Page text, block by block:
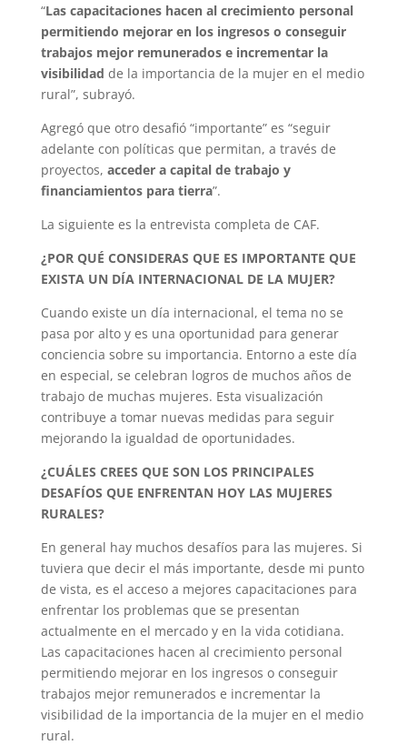
“Las capacitaciones hacen al crecimiento personal
permitiendo mejorar en los ingresos o conseguir
trabajos mejor remunerados e incrementar la
visibilidad de la importancia de la mujer en el medio
rural”, subrayó.
Agregó que otro desafió “importante” es “seguir
adelante con políticas que permitan, a través de
proyectos, acceder a capital de trabajo y
financiamientos para tierra”.
La siguiente es la entrevista completa de CAF.
¿POR QUÉ CONSIDERAS QUE ES IMPORTANTE QUE
EXISTA UN DÍA INTERNACIONAL DE LA MUJER?
Cuando existe un día internacional, el tema no se
pasa por alto y es una oportunidad para generar
conciencia sobre su importancia. Entorno a este día
en especial, se celebran logros de muchos años de
trabajo de muchas mujeres. Esta visualización
contribuye a tomar nuevas medidas para seguir
mejorando la igualdad de oportunidades.
¿CUÁLES CREES QUE SON LOS PRINCIPALES
DESAFÍOS QUE ENFRENTAN HOY LAS MUJERES
RURALES?
En general hay muchos desafíos para las mujeres. Si
tuviera que decir el más importante, desde mi punto
de vista, es el acceso a mejores capacitaciones para
enfrentar los problemas que se presentan
actualmente en el mercado y en la vida cotidiana.
Las capacitaciones hacen al crecimiento personal
permitiendo mejorar en los ingresos o conseguir
trabajos mejor remunerados e incrementar la
visibilidad de la importancia de la mujer en el medio
rural.